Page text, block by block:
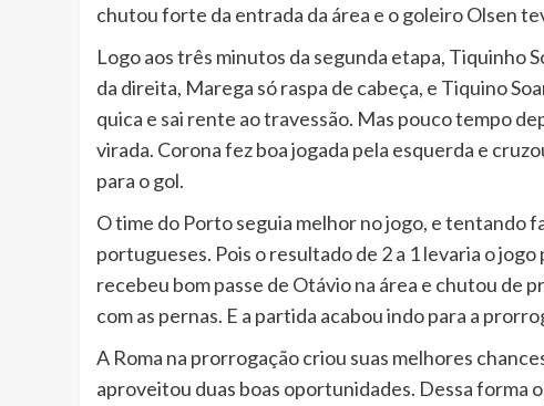
chutou forte da entrada da área e o goleiro Olsen
Logo aos três minutos da segunda etapa, Tiquinho
da direita, Marega só raspa de cabeça, e Tiquino
quica e sai rente ao travessão. Mas pouco tempo
virada. Corona fez boa jogada pela esquerda e
para o gol.
O time do Porto seguia melhor no jogo, e tentando
portugueses. Pois o resultado de 2 a 1 levaria o
recebeu bom passe de Otávio na área e chutou de
com as pernas. E a partida acabou indo para a
A Roma na prorrogação criou suas melhores
aproveitou duas boas oportunidades. Dessa forma